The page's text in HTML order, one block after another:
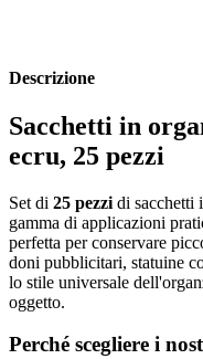
Descrizione
Sacchetti in
ecru, 25 pezzi
Set di 25 pezzi di sacchetti
gamma di applicazioni
perfetta per conservare
doni pubblicitari, statuine
lo stile universale
oggetto.
Perché scegliere i